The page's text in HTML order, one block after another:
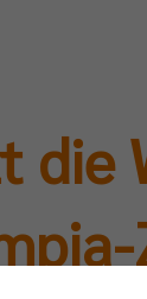
die